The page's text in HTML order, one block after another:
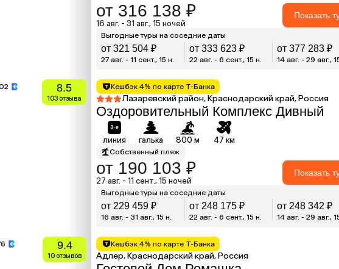
от 316 138 ₽
16 авг. - 31 авг., 15 ночей
Показать
Выгодные туры на соседние даты
от 321 504 ₽
27 авг. - 11 сент., 15 н.
от 333 623 ₽
22 авг. - 6 сент., 15 н.
от 377 283 ₽
14 авг. - 29 авг.,
8.5
103 отзыва
Кешбэк 4% по карте Т-Банка
Лазаревский район, Краснодарский край, Россия
Оздоровительный Комплекс Дивный
линия галька 800 м 47 км
Собственный пляж
от 190 103 ₽
27 авг. - 11 сент., 15 ночей
Показать
Выгодные туры на соседние даты
от 229 459 ₽
16 авг. - 31 авг., 15 н.
от 248 175 ₽
22 авг. - 6 сент., 15 н.
от 248 342 ₽
14 авг. - 29 авг.,
9.4
10 отзывов
Кешбэк 4% по карте Т-Банка
Адлер, Краснодарский край, Россия